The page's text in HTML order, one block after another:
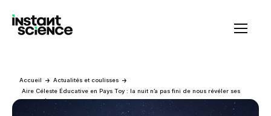
Accueil
Actualités et coulisses
Aire Céleste Éducative en Pays Toy : la nuit n’a pas fini de nous révéler ses
secrets !